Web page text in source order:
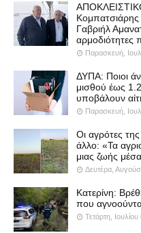
Κομπατσιάρης
Γαβριήλ
αρμοδιότητες
Παρασκευή,
ΔΥΠΑ: Ποιοι
μισθού έως
υποβάλουν
Παρασκευή,
Οι αγρότες
άλλο: «Τα
μιας ζωής
Δευτέρα,
Κατερίνη:
που
Τετάρτη,